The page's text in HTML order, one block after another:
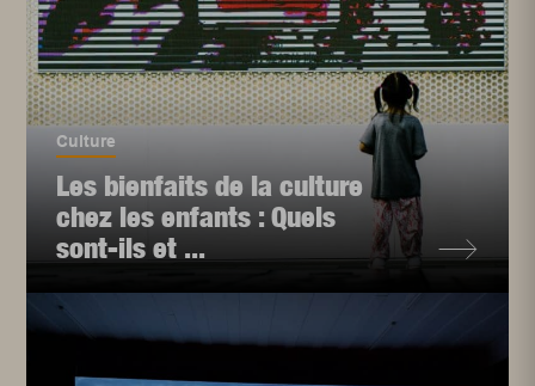
Culture
Les bienfaits de la culture
chez les enfants : Quels
sont-ils et ...